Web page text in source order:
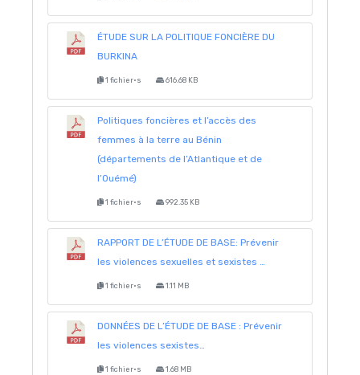
ÉTUDE SUR LA POLITIQUE FONCIÈRE DU
BURKINA
1 fichier·s 616.68 KB
Politiques foncières et l’accès des
femmes à la terre au Bénin
(départements de l’Atlantique et de
l’Ouémé)
1 fichier·s 992.35 KB
RAPPORT DE L’ÉTUDE DE BASE: Prévenir
les violences sexuelles et sexistes …
1 fichier·s 1.11 MB
DONNÉES DE L’ÉTUDE DE BASE : Prévenir
les violences sexistes…
1 fichier·s 1.68 MB